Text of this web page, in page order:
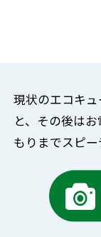
現状のエコキ
と、 その後は
もりまでスピ